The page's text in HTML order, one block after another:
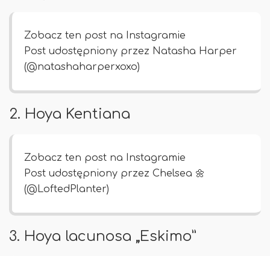
Zobacz ten post na Instagramie
Post udostępniony przez Natasha Harper
(@natashaharperxoxo)
2. Hoya Kentiana
Zobacz ten post na Instagramie
Post udostępniony przez Chelsea 🌼
(@LoftedPlanter)
3. Hoya lacunosa „Eskimo”